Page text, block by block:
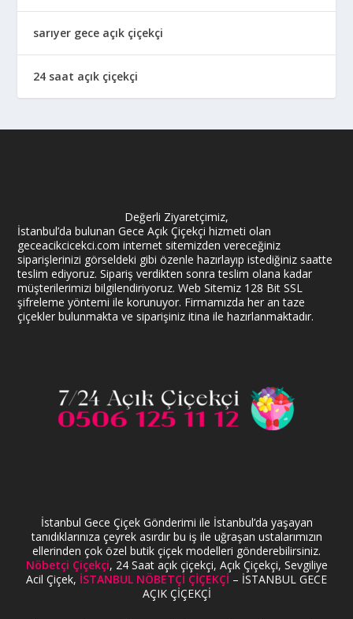
sarıyer gece açık çiçekçi
24 saat açık çiçekçi
Değerli Ziyaretçimiz,
İstanbul’da bulunan Gece Açık Çiçekçi hizmeti olan
geceacikcicekci.com internet sitemizden vereceğiniz
siparişlerinizi görseldeki gibi özenle hazırlayıp istediğiniz saatte
teslim ediyoruz. Sipariş verdikten sonra teslim olana kadar
müşterilerimizi bilgilendiriyoruz. Web Sitemiz 128 Bit SSL
şifreleme yöntemi ile korunuyor. Firmamızda her an taze
çiçekler bulunmakta ve siparişiniz itina ile hazırlanmaktadır.
İstanbul Gece Çiçek Gönderimi ile İstanbul’da yaşayan
tanıdıklarınıza çeyrek asırdır bu iş ile uğraşan ustalarımızın
ellerinden çok özel butik çiçek modelleri gönderebilirsiniz.
Nöbetçi Çiçekçi, 24 Saat açık çiçekçi, Açık Çiçekçi, Sevgiliye
Acil Çiçek, İSTANBUL NÖBETÇİ ÇİÇEKÇİ – İSTANBUL GECE
AÇIK ÇİÇEKÇİ